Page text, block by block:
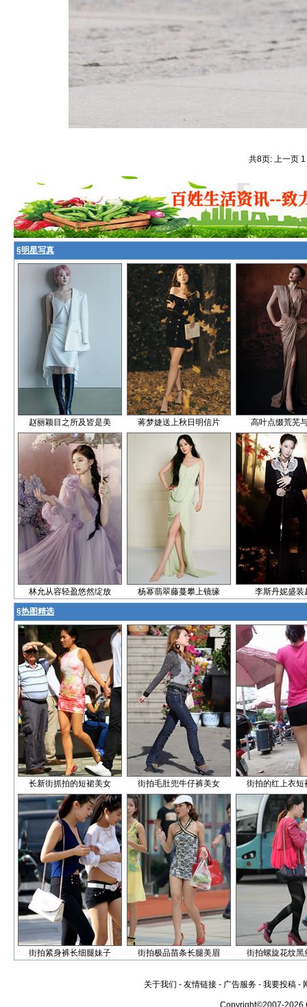
共8页: 上一页 1
§明星写真
赵丽颖目之所及皆是美 蒋梦婕送上秋日明信片 高叶点缀荒芜
林允从容轻盈悠然绽放 杨幂翡翠藤蔓攀上镜缘 李斯丹妮盛装
§热图精选
长新街抓拍的短裙美女 街拍毛肚兜牛仔裤美女 街拍的红上衣短
街拍紧身裤长细腿妹子 街拍极品苗条长腿美眉 街拍螺旋花纹黑
关于我们 - 友情链接 - 广告服务 - 我要投稿 -
Copyright©2007-2026